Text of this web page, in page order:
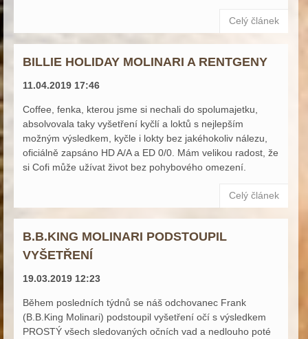
Celý článek
BILLIE HOLIDAY MOLINARI A RENTGENY
11.04.2019 17:46
Coffee, fenka, kterou jsme si nechali do spolumajetku,
absolvovala taky vyšetření kyčlí a loktů s nejlepším
možným výsledkem, kyčle i lokty bez jakéhokoliv nálezu,
oficiálně zapsáno HD A/A a ED 0/0. Mám velikou radost, že
si Cofi může užívat život bez pohybového omezení.
Celý článek
B.B.KING MOLINARI PODSTOUPIL
VYŠETŘENÍ
19.03.2019 12:23
Během posledních týdnů se náš odchovanec Frank
(B.B.King Molinari) podstoupil vyšetření očí s výsledkem
PROSTÝ všech sledovaných očních vad a nedlouho poté